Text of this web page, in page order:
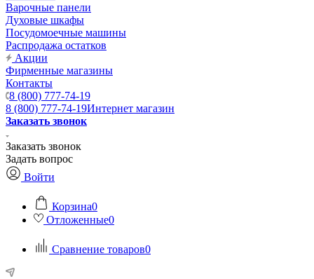
Варочные панели
Духовые шкафы
Посудомоечные машины
Распродажа остатков
Акции
Фирменные магазины
Контакты
8 (800) 777-74-19
8 (800) 777-74-19Интернет магазин
Заказать звонок
Заказать звонок
Задать вопрос
Войти
Корзина0
Отложенные0
Сравнение товаров0